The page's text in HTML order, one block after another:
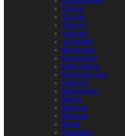
Filsafat
Gender
Hiburan
Inspirasi
Jurnalistik
Kesehatan
Komunikasi
Kritik Sastra
Kumpulan Esai
Lifestyle
Manajemen
Media
Memoar
Motivasi
Musik
Parenting